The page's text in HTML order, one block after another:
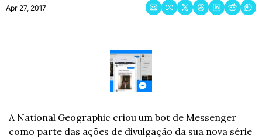
Apr 27, 2017
A National Geographic criou um bot de Messenger